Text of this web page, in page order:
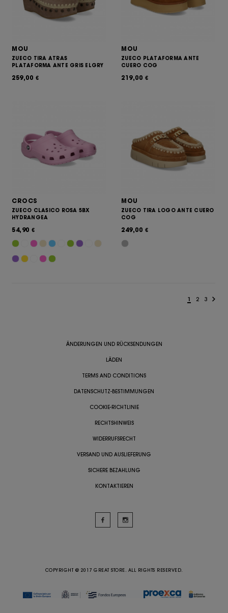
MOU
ZUECO TIRA ATRAS
PLATAFORMA ANTE GRIS ELGRY
259,00 €
MOU
ZUECO PLATAFORMA ANTE
CUERO COG
219,00 €
CROCS
ZUECO CLASICO ROSA 5BX
HYDRANGEA
54,90 €
MOU
ZUECO TIRA LOGO ANTE CUERO
COG
249,00 €
1 2 3
ÄNDERUNGEN UND RÜCKSENDUNGEN
LÄDEN
TERMS AND CONDITIONS
DATENSCHUTZ-BESTIMMUNGEN
COOKIE-RICHTLINIE
RECHTSHINWEIS
WIDERRUFSRECHT
VERSAND UND AUSLIEFERUNG
SICHERE BEZAHLUNG
KONTAKTIEREN
COPYRIGHT @ 2017 GREAT STORE. ALL RIGHTS RESERVED.